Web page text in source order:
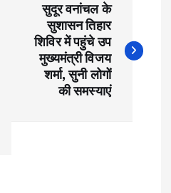
सुदूर वनांचल के
सुशासन तिहार
शिविर में पहुंचे उप
मुख्यमंत्री विजय
शर्मा, सुनी लोगों
की समस्याएं